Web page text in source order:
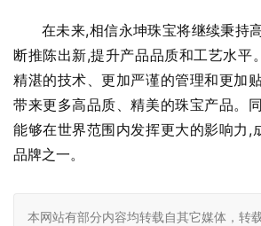
在未来,相信永坤珠宝将继续秉持
断推陈出新,提升产品品质和工艺水平
精湛的技术、更加严谨的管理和更加
带来更多高品质、精美的珠宝产品。
能够在世界范围内发挥更大的影响力,
品牌之一。
本网站有部分内容均转载自其它媒体，转